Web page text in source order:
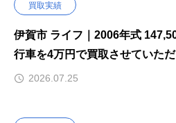
買取実績
伊賀市 ライフ｜2006年式 147,500km ご紹介からの過走
行車を4万円で買取させていた
2026.07.25